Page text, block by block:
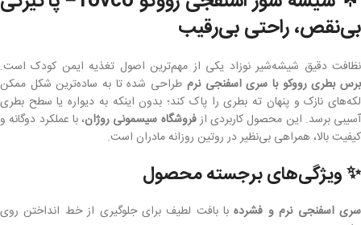
بی‌نقص، راحتی بی‌رقیب
نظافت دقیق شیشه‌شیر نوزاد یکی از مهم‌ترین اصول تغذیه ایمن کودک است.
برس بطری رووکو با سری اسفنجی نرم طراحی شده تا به ساده‌ترین شکل ممکن
لکه‌های نازک و پنهان ته بطری را پاک کند؛ بدون اینکه به دیواره یا سطح بطری
آسیبی برسد. این محصول کاربردی ازفروشگاه سیسمونی روژان، با عملکرد دوگانه و
کیفیت بالا، همراهی بی‌نظیر در روتین روزانه مادران است.
✨ ویژگی‌های برجسته محصول
سری اسفنجی نرم و فشردهبا بافت لطیف برای جلوگیری از خط انداختن روی